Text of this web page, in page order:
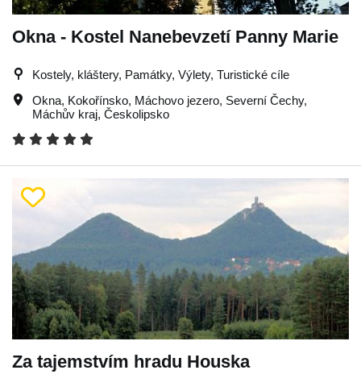
Okna - Kostel Nanebevzetí Panny Marie
Kostely, kláštery, Památky, Výlety, Turistické cíle
Okna, Kokořínsko, Máchovo jezero, Severní Čechy,
Máchův kraj, Českolipsko
Za tajemstvím hradu Houska